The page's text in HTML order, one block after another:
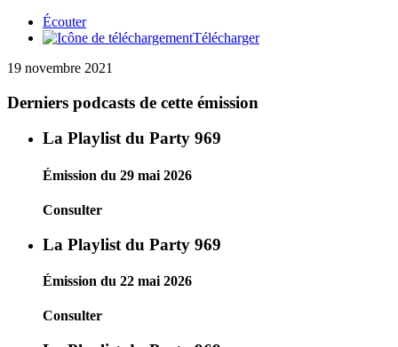
Écouter
Télécharger
19 novembre 2021
Derniers podcasts de cette émission
La Playlist du Party 969
Émission du 29 mai 2026
Consulter
La Playlist du Party 969
Émission du 22 mai 2026
Consulter